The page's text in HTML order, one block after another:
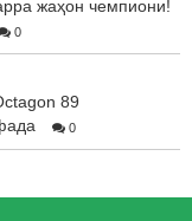
жаҳон чемпиони!
0
89
0